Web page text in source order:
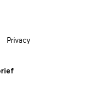
Privacy